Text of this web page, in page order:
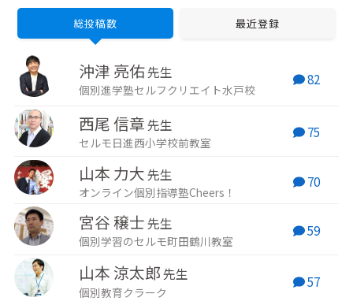
数実現。 教育専門家と
して、大手学習メディ
アを多数監修。 本サイ
トでは、累計1000人以
上の指導経験を元にア
ドバイスいたします。
より、生徒たちは「や
らされる勉強」ではな
く、「みずから学ぶ」
総投稿数 最近登録
沖津 亮佑先生
個別進学塾セルフクリエイト水戸校
82
西尾 信章先生
セルモ日進西小学校前教室
75
山本 力大先生
オンライン個別指導塾Cheers！
70
宮谷 穣士先生
個別学習のセルモ町田鶴川教室
59
山本 涼太郎先生
個別教育クラーク
57